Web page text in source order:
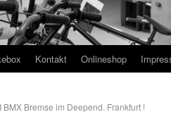
Kontakt Onlineshop
BMX Bremse im Deepend. Frankfurt !